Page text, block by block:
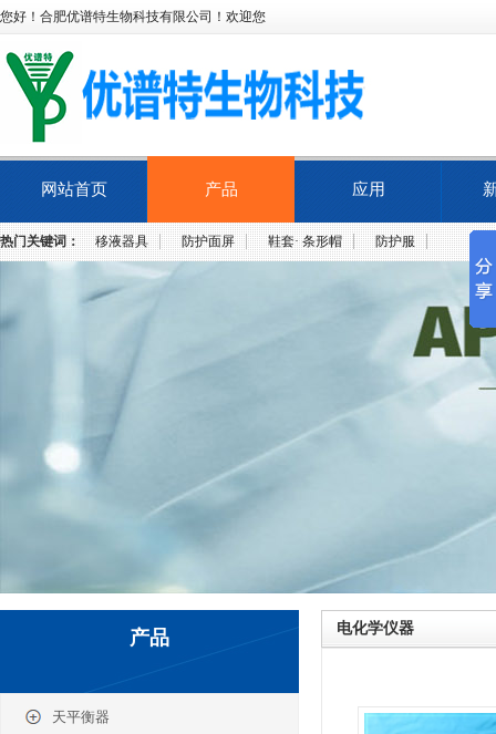
您好！合肥优谱特生物科技有限公司！欢迎您
网站首页 产品 应用
热门关键词： 移液器具 防护面屏 鞋套· 条形帽 防护服
产品
天平衡器
电化学仪器